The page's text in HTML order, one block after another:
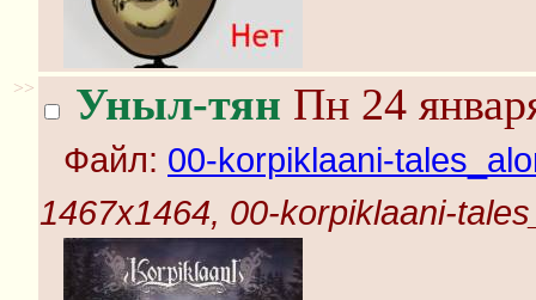
>> Уныл-тян Пн 24
Файл: 00-korpiklaani-
1467x1464, 00-korpiklaani-